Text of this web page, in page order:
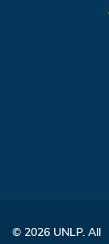
© 2026 UNLP. All